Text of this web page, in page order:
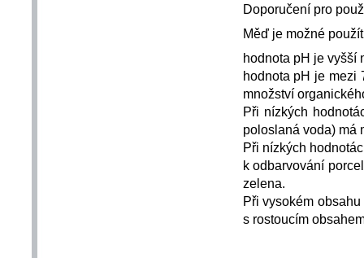
Doporučení pro
Měď je možné
hodnota pH je vyšší
hodnota pH je mezi
množství
Při nízkých
poloslaná voda) má
Při nízkých
k odbarvování
zelena.
Při vysokém
s rostoucím